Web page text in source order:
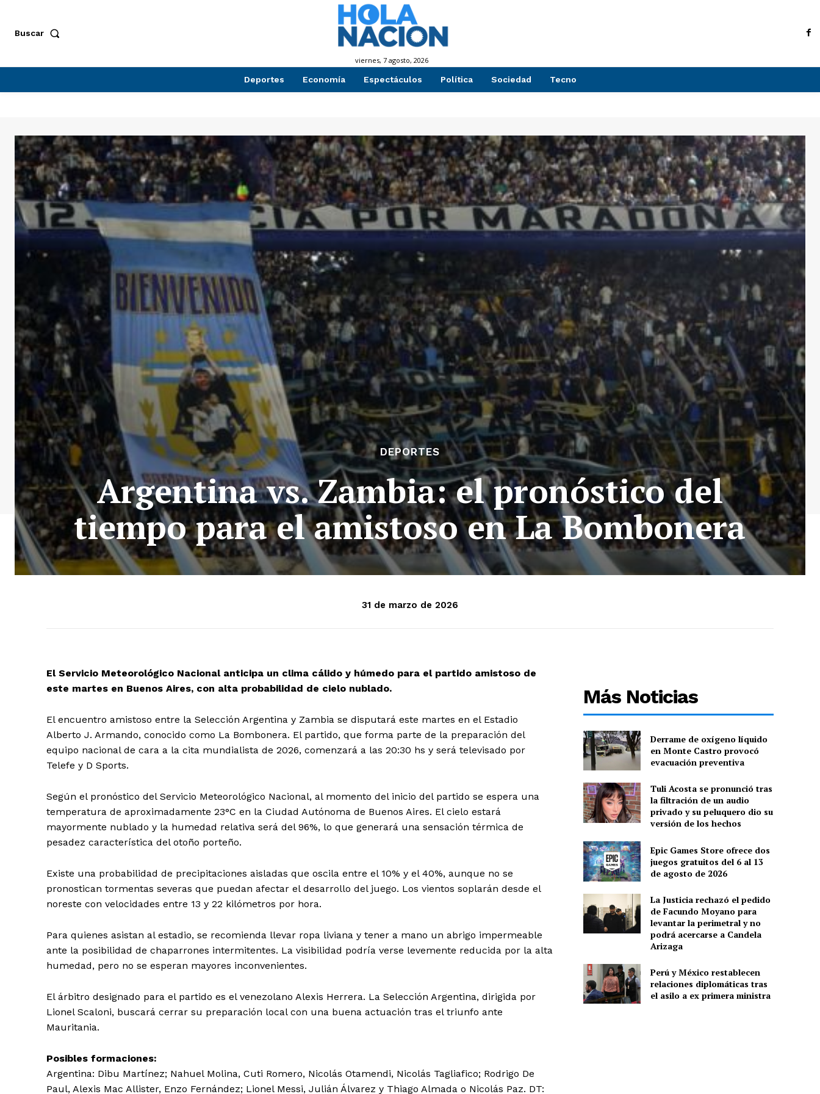
Buscar
viernes, 7 agosto, 2026
Deportes Economía Espectáculos Política Sociedad Tecno
DEPORTES
Argentina vs. Zambia: el pronóstico del
tiempo para el amistoso en La Bombonera
31 de marzo de 2026
El Servicio Meteorológico Nacional anticipa un clima cálido y húmedo para el partido amistoso de
este martes en Buenos Aires, con alta probabilidad de cielo nublado.
El encuentro amistoso entre la Selección Argentina y Zambia se disputará este martes en el Estadio
Alberto J. Armando, conocido como La Bombonera. El partido, que forma parte de la preparación del
equipo nacional de cara a la cita mundialista de 2026, comenzará a las 20:30 hs y será televisado por
Telefe y D Sports.
Según el pronóstico del Servicio Meteorológico Nacional, al momento del inicio del partido se espera una
temperatura de aproximadamente 23°C en la Ciudad Autónoma de Buenos Aires. El cielo estará
mayormente nublado y la humedad relativa será del 96%, lo que generará una sensación térmica de
pesadez característica del otoño porteño.
Existe una probabilidad de precipitaciones aisladas que oscila entre el 10% y el 40%, aunque no se
pronostican tormentas severas que puedan afectar el desarrollo del juego. Los vientos soplarán desde el
noreste con velocidades entre 13 y 22 kilómetros por hora.
Para quienes asistan al estadio, se recomienda llevar ropa liviana y tener a mano un abrigo impermeable
ante la posibilidad de chaparrones intermitentes. La visibilidad podría verse levemente reducida por la alta
humedad, pero no se esperan mayores inconvenientes.
El árbitro designado para el partido es el venezolano Alexis Herrera. La Selección Argentina, dirigida por
Lionel Scaloni, buscará cerrar su preparación local con una buena actuación tras el triunfo ante
Mauritania.
Posibles formaciones:
Argentina: Dibu Martínez; Nahuel Molina, Cuti Romero, Nicolás Otamendi, Nicolás Tagliafico; Rodrigo De
Paul, Alexis Mac Allister, Enzo Fernández; Lionel Messi, Julián Álvarez y Thiago Almada o Nicolás Paz. DT:
Más Noticias
Derrame de oxígeno líquido
en Monte Castro provocó
evacuación preventiva
Tuli Acosta se pronunció tras
la filtración de un audio
privado y su peluquero dio su
versión de los hechos
Epic Games Store ofrece dos
juegos gratuitos del 6 al 13
de agosto de 2026
La Justicia rechazó el pedido
de Facundo Moyano para
levantar la perimetral y no
podrá acercarse a Candela
Arizaga
Perú y México restablecen
relaciones diplomáticas tras
el asilo a ex primera ministra